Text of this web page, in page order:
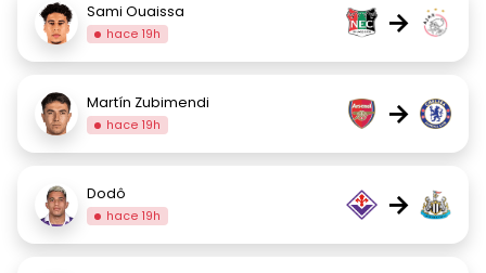
Sami Ouaissa
hace 19h →
Martín Zubimendi
hace 19h →
Dodô
hace 19h →